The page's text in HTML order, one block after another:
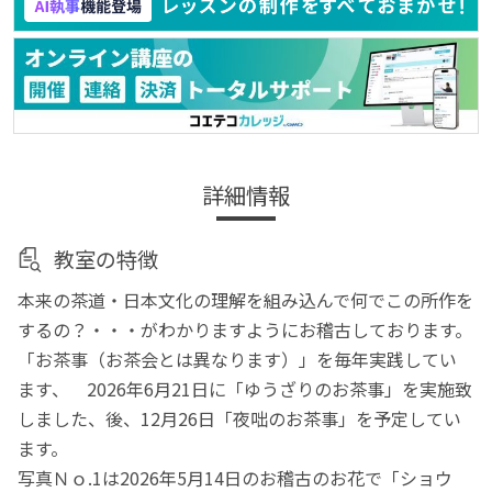
詳細情報
教室の特徴
本来の茶道・日本文化の理解を組み込んで何でこの所作を
するの？・・・がわかりますようにお稽古しております。
「お茶事（お茶会とは異なります）」を毎年実践してい
ます、 2026年6月21日に「ゆうざりのお茶事」を実施致
しました、後、12月26日「夜咄のお茶事」を予定してい
ます。
写真Ｎｏ.1は2026年5月14日のお稽古のお花で「ショウ